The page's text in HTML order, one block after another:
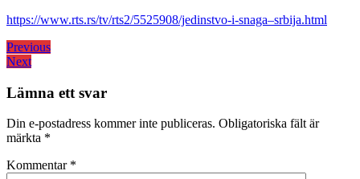
https://www.rts.rs/tv/rts2/5525908/jedinstvo-i-snaga–srbija.html
Inläggsnavigering
PreviousPrevious
NextNext
Lämna ett svar
Din e-postadress kommer inte publiceras. Obligatoriska fält är
märkta *
Kommentar *